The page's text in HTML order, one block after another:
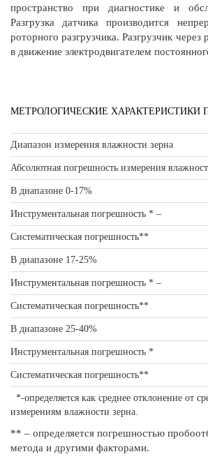
пространство при диагностике и
Разгрузка датчика производится
роторного разгрузчика. Разгрузчик через
в движение электродвигателем
МЕТРОЛОГИЧЕСКИЕ ХАРАКТЕРИСТИКИ
Диапазон измерения влажности зерна
Абсолютная погрешность измерения
В диапазоне 0-17%
Инструментальная погрешность * –
Систематическая погрешность**
В диапазоне 17-25%
Инструментальная погрешность * –
Систематическая погрешность**
В диапазоне 25-40%
Инструментальная погрешность *
Систематическая погрешность**
*-определяется как среднее отклонение от
измерениям влажности зерна.
** – определяется погрешностью
метода и другими факторами.